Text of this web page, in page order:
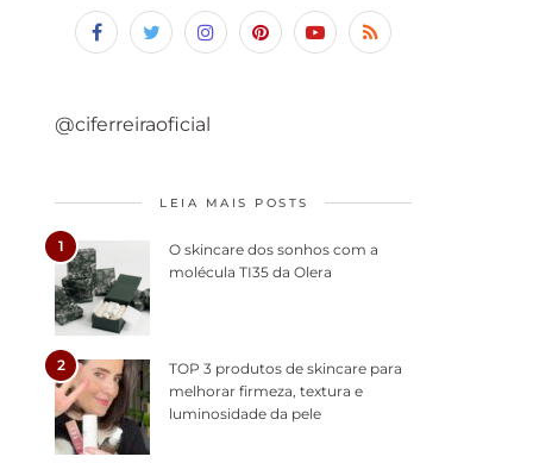
@ciferreiraoficial
LEIA MAIS POSTS
1
O skincare dos sonhos com a
molécula TI35 da Olera
2
TOP 3 produtos de skincare para
melhorar firmeza, textura e
luminosidade da pele